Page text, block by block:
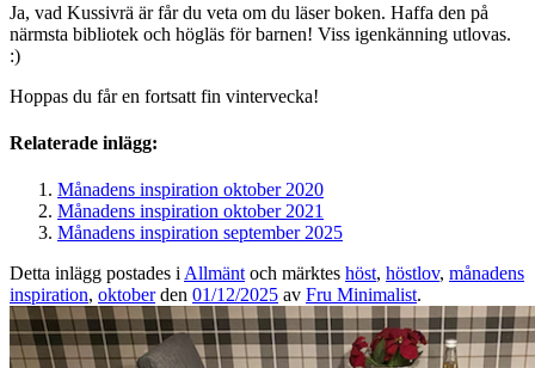
Ja, vad Kussivrä är får du veta om du läser boken. Haffa den på
närmsta bibliotek och högläs för barnen! Viss igenkänning utlovas.
:)
Hoppas du får en fortsatt fin vintervecka!
Relaterade inlägg:
Månadens inspiration oktober 2020
Månadens inspiration oktober 2021
Månadens inspiration september 2025
Detta inlägg postades i Allmänt och märktes höst, höstlov, månadens
inspiration, oktoberden 01/12/2025 av Fru Minimalist.